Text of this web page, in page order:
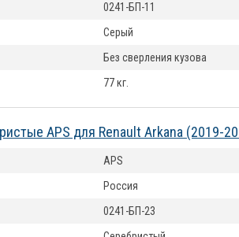
0241-БП-11
Серый
Без сверления кузова
77 кг.
APS для Renault Arkana (2019-
APS
Россия
0241-БП-23